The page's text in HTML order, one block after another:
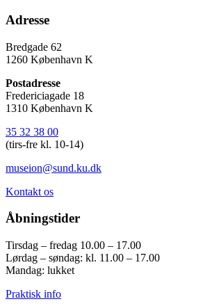
Adresse
Bredgade 62
1260 København K
Postadresse
Fredericiagade 18
1310 København K
35 32 38 00
(tirs-fre kl. 10-14)
museion@sund.ku.dk
Kontakt os
Åbningstider
Tirsdag – fredag 10.00 – 17.00
Lørdag – søndag: kl. 11.00 – 17.00
Mandag: lukket
Praktisk info